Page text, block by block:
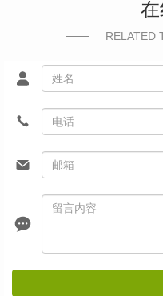
RELATED